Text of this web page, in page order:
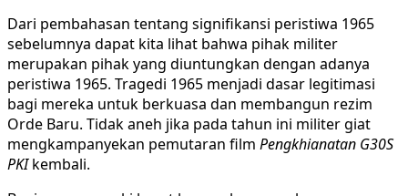
Dari pembahasan tentang signifikansi peristiwa 1965
sebelumnya dapat kita lihat bahwa pihak militer
merupakan pihak yang diuntungkan dengan adanya
peristiwa 1965. Tragedi 1965 menjadi dasar legitimasi
bagi mereka untuk berkuasa dan membangun rezim
Orde Baru. Tidak aneh jika pada tahun ini militer giat
mengkampanyekan pemutaran film Pengkhianatan G30S
PKIkembali.